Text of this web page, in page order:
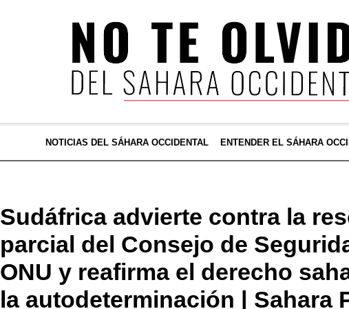
NOTICIAS DEL SÁHARA OCCIDENTAL ENTENDER EL SÁHARA
Sudáfrica advierte contra la
parcial del Consejo de
ONU y reafirma el derecho
la autodeterminación | Sahara